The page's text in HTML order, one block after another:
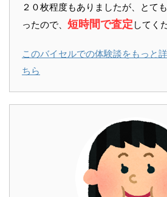
２０枚程度もありましたが、とて
ったので、 短時間で査定 してく
このバイセルでの体験談をもっと
ちら